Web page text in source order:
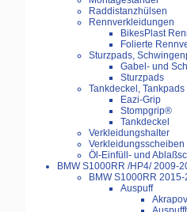
Raddistanzhülsen
Rennverkleidungen
BikesPlast
Folierte
Sturzpads,
Gabel- und
Sturzpads
Tankdeckel, Tankpads
Eazi-Grip
Stompgrip®
Tankdeckel
Verkleidungshalter
Verkleidungsscheiben
Öl-Einfüll- und
BMW S1000RR /HP4/ 2009-
BMW S1000RR
Auspuff